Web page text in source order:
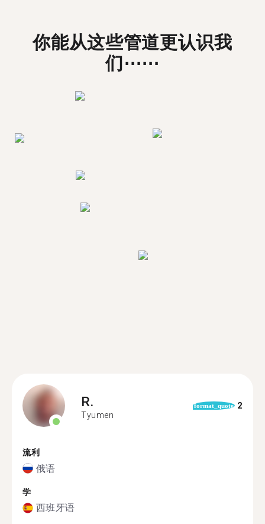
你能从这些管道更认识我
们⋯⋯
R.
Tyumen
format_quote 2
流利
俄语
学
西班牙语